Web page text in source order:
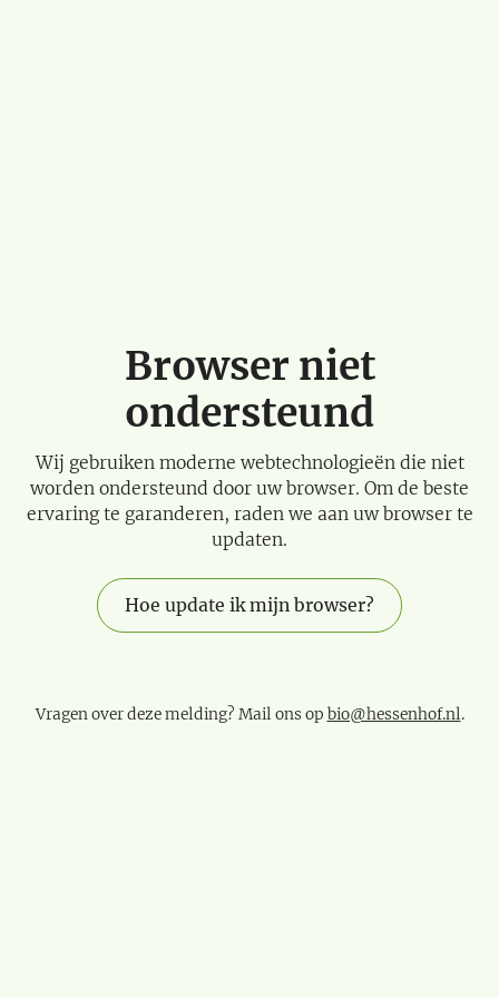
Browser niet
ondersteund
Wij gebruiken moderne webtechnologieën die niet
worden ondersteund door uw browser. Om de beste
ervaring te garanderen, raden we aan uw browser te
updaten.
Hoe update ik mijn browser?
Vragen over deze melding? Mail ons op bio@hessenhof.nl.